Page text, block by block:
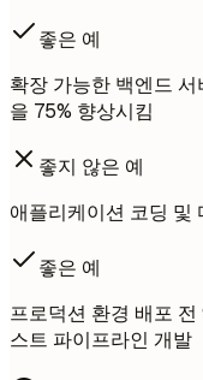
좋은 예
확장 가능한 백엔드
을 75% 향상시킴
좋지 않은 예
애플리케이션 코딩 및
좋은 예
프로덕션 환경 배포
스트 파이프라인 개발